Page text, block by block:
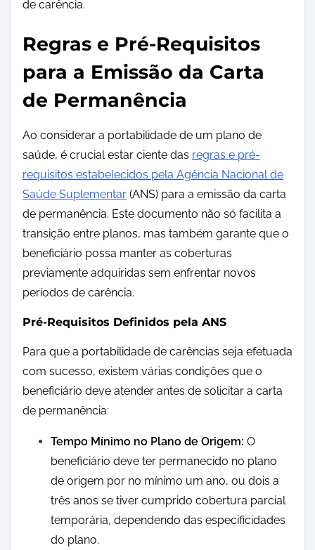
de carência.
Regras e Pré-Requisitos
para a Emissão da Carta
de Permanência
Ao considerar a portabilidade de um plano de
saúde, é crucial estar ciente das regras e pré-
requisitos estabelecidos pela Agência Nacional de
Saúde Suplementar (ANS) para a emissão da carta
de permanência. Este documento não só facilita a
transição entre planos, mas também garante que o
beneficiário possa manter as coberturas
previamente adquiridas sem enfrentar novos
períodos de carência.
Pré-Requisitos Definidos pela ANS
Para que a portabilidade de carências seja efetuada
com sucesso, existem várias condições que o
beneficiário deve atender antes de solicitar a carta
de permanência:
Tempo Mínimo no Plano de Origem: O
beneficiário deve ter permanecido no plano
de origem por no mínimo um ano, ou dois a
três anos se tiver cumprido cobertura parcial
temporária, dependendo das especificidades
do plano.